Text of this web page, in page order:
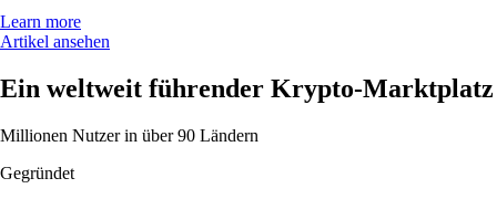
Learn more
Artikel ansehen
Ein weltweit führender Krypto-Marktplatz
Millionen Nutzer in über 90 Ländern
Gegründet